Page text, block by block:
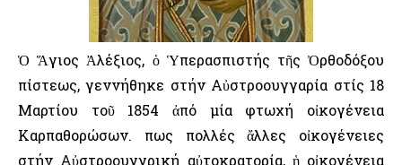
Ὁ Ἅγιος Ἀλέξιος, ὁ Ὑπερασπιστής τῆς Ὀρθοδόξου
πίστεως, γεννήθηκε στήν Αὐστροουγγαρία στίς 18
Μαρτίου τοῦ 1854 ἀπό μία φτωχή οἰκογένεια
Καρπαθορώσων. Ὅπως πολλές ἄλλες οἰκογένειες
στήν Αὐστροουγγρική αὐτοκρατορία, ἡ οἰκογένεια